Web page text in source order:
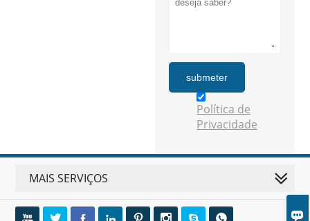

submeter
Política de
Privacidade
MAIS SERVIÇOS
       